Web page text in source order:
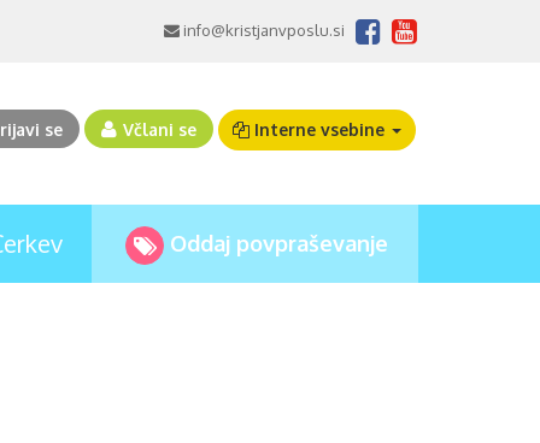
info@kristjanvposlu.si
se Včlani se Interne vsebine
Oddaj povpraševanje